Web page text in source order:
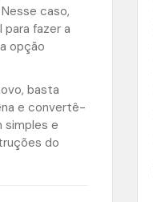
caso,
fazer a
opção
basta
e convertê-
simples e
do